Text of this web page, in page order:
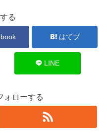
る
はてブ
LINE
ォローする